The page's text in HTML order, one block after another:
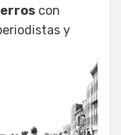
con
y